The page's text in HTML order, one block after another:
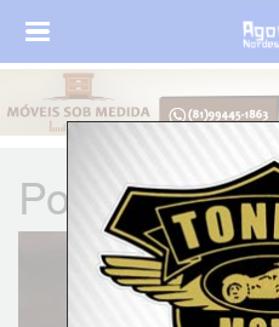
Polícia